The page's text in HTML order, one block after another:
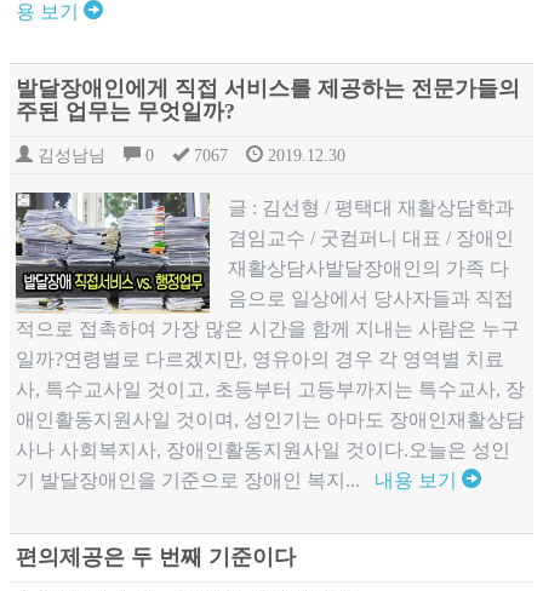
용 보기
발달장애인에게 직접 서비스를 제공하는 전문가들의
주된 업무는 무엇일까?
김성남님 0 7067 2019.12.30
글 : 김선형 / 평택대 재활상담학과
겸임교수 / 굿컴퍼니 대표 / 장애인
재활상담사발달장애인의 가족 다
음으로 일상에서 당사자들과 직접
적으로 접촉하여 가장 많은 시간을 함께 지내는 사람은 누구
일까?연령별로 다르겠지만, 영유아의 경우 각 영역별 치료
사, 특수교사일 것이고, 초등부터 고등부까지는 특수교사, 장
애인활동지원사일 것이며, 성인기는 아마도 장애인재활상담
사나 사회복지사, 장애인활동지원사일 것이다.오늘은 성인
기 발달장애인을 기준으로 장애인 복지... 내용 보기
편의제공은 두 번째 기준이다